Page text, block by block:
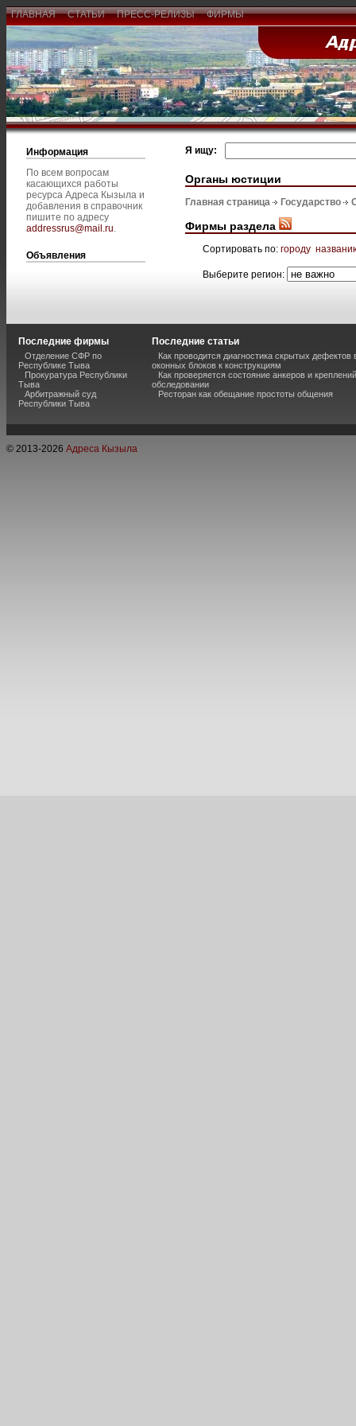
ГЛАВНАЯ СТАТЬИ ПРЕСС-РЕЛИЗЫ ФИРМЫ
Информация
По всем вопросам
касающихся работы
ресурса Адреса Кызыла и
добавления в справочник
пишите по адресу
addressrus@mail.ru.
Объявления
Я ищу:
Органы юстиции
Главная страница Государство
Фирмы раздела
Сортировать по: городу
Выберите регион:
Последние фирмы
Отделение СФР по
Республике Тыва
Прокуратура Республики
Тыва
Арбитражный суд
Республики Тыва
Последние статьи
Как проводится диагностика скрытых
оконных блоков к конструкциям
Как проверяется состояние анкеров и
обследовании
Ресторан как обещание простоты общения
© 2013-2026 Адреса Кызыла